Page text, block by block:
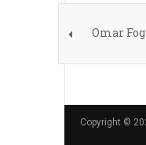
Omar
Copyright ©